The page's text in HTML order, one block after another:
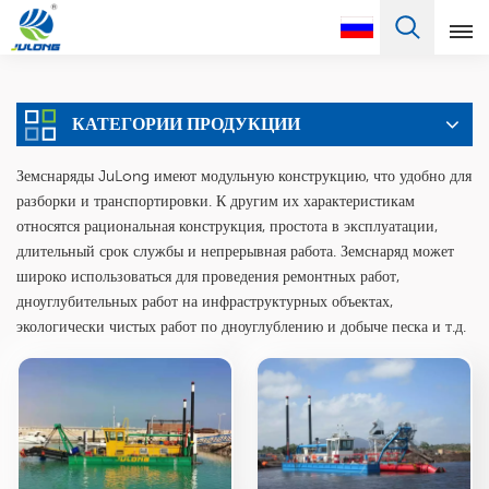
Pусский
English
Français
Pусский
Español
Português
Türkçe
Deutsch
КАТЕГОРИИ ПРОДУКЦИИ
Земснаряды JuLong имеют модульную конструкцию, что удобно для
разборки и транспортировки. К другим их характеристикам
относятся рациональная конструкция, простота в эксплуатации,
длительный срок службы и непрерывная работа. Земснаряд может
широко использоваться для проведения ремонтных работ,
дноуглубительных работ на инфраструктурных объектах,
экологически чистых работ по дноуглублению и добыче песка и т.д.